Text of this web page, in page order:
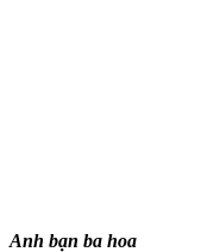
Anh bạn ba hoa